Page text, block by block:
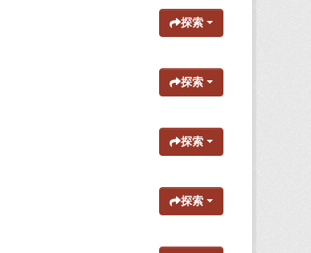
探索
探索
探索
探索